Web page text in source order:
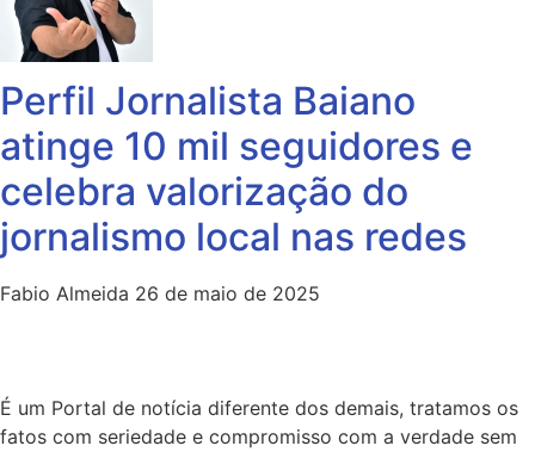
Perfil Jornalista Baiano
atinge 10 mil seguidores e
celebra valorização do
jornalismo local nas redes
Fabio Almeida 26 de maio de 2025
É um Portal de notícia diferente dos demais, tratamos os
fatos com seriedade e compromisso com a verdade sem